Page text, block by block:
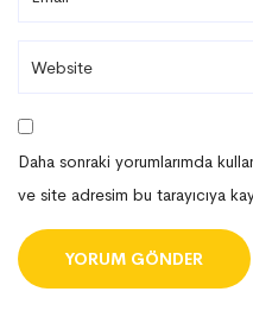
Daha sonraki yorumlarımda
ve site adresim bu tarayıcıya